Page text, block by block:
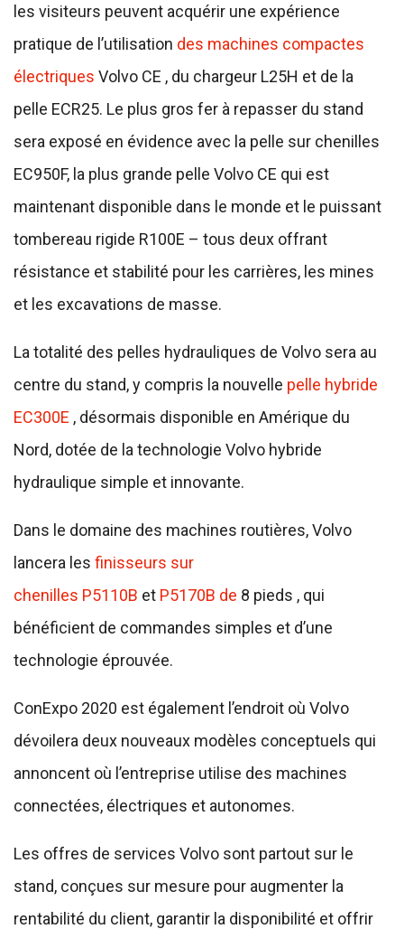
les visiteurs peuvent acquérir une expérience
pratique de l’utilisation des machines compactes
électriques Volvo CE , du chargeur L25H et de la
pelle ECR25. Le plus gros fer à repasser du stand
sera exposé en évidence avec la pelle sur chenilles
EC950F, la plus grande pelle Volvo CE qui est
maintenant disponible dans le monde et le puissant
tombereau rigide R100E – tous deux offrant
résistance et stabilité pour les carrières, les mines
et les excavations de masse.
La totalité des pelles hydrauliques de Volvo sera au
centre du stand, y compris la nouvelle pelle hybride
EC300E , désormais disponible en Amérique du
Nord, dotée de la technologie Volvo hybride
hydraulique simple et innovante.
Dans le domaine des machines routières, Volvo
lancera les finisseurs sur
chenilles P5110B et P5170B de 8 pieds , qui
bénéficient de commandes simples et d’une
technologie éprouvée.
ConExpo 2020 est également l’endroit où Volvo
dévoilera deux nouveaux modèles conceptuels qui
annoncent où l’entreprise utilise des machines
connectées, électriques et autonomes.
Les offres de services Volvo sont partout sur le
stand, conçues sur mesure pour augmenter la
rentabilité du client, garantir la disponibilité et offrir